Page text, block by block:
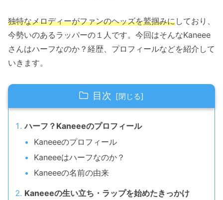
独特なメロディーがファンのヘッズを鷲掴みにしており、
今勢いのあるラッパーの１人です。今回はそんなKaneee
さんはハーフなのか？経歴、プロフィールなどを紹介して
いきます。
目次
ハーフ？Kaneeeのプロフィール
Kaneeeのプロフィール
Kaneeeはハーフなのか？
Kaneeeの名前の由来
Kaneeeの生い立ち・ラップを始めたきっかけ